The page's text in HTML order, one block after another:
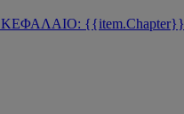
ΚΕΦΑΛΑΙΟ: {{item.Chapter}}